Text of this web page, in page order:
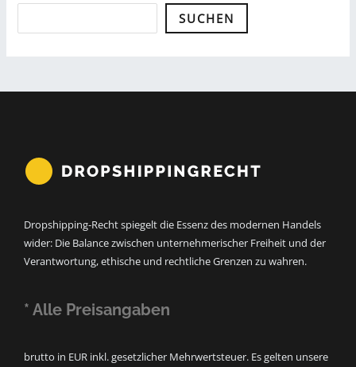
SUCHEN
Dropshipping-Recht spiegelt die Essenz des modernen Handels
wider: Die Balance zwischen unternehmerischer Freiheit und der
Verantwortung, ethische und rechtliche Grenzen zu wahren.
* Alle Preisangaben
brutto in EUR inkl. gesetzlicher Mehrwertsteuer. Es gelten unsere